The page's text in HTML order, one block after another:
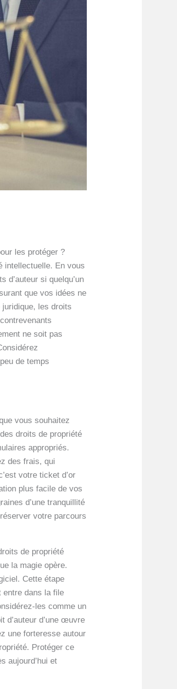
les protéger ?
intellectuelle. En vous
d’auteur si quelqu’un
que vos idées ne
les droits
ne soit pas
de temps
vous souhaitez
droits de propriété
appropriés.
des frais, qui
votre ticket d’or
plus facile de vos
d’une tranquillité
votre parcours
de propriété
la magie opère.
Cette étape
entre dans la file
les comme un
d’auteur d’une œuvre
une forteresse autour
Protéger ce
aujourd’hui et